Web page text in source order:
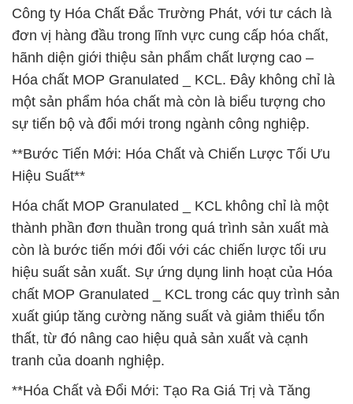
Công ty Hóa Chất Đắc Trường Phát, với tư cách là
đơn vị hàng đầu trong lĩnh vực cung cấp hóa chất,
hãnh diện giới thiệu sản phẩm chất lượng cao –
Hóa chất MOP Granulated _ KCL. Đây không chỉ là
một sản phẩm hóa chất mà còn là biểu tượng cho
sự tiến bộ và đổi mới trong ngành công nghiệp.
**Bước Tiến Mới: Hóa Chất và Chiến Lược Tối Ưu
Hiệu Suất**
Hóa chất MOP Granulated _ KCL không chỉ là một
thành phần đơn thuần trong quá trình sản xuất mà
còn là bước tiến mới đối với các chiến lược tối ưu
hiệu suất sản xuất. Sự ứng dụng linh hoạt của Hóa
chất MOP Granulated _ KCL trong các quy trình sản
xuất giúp tăng cường năng suất và giảm thiểu tổn
thất, từ đó nâng cao hiệu quả sản xuất và cạnh
tranh của doanh nghiệp.
**Hóa Chất và Đổi Mới: Tạo Ra Giá Trị và Tăng